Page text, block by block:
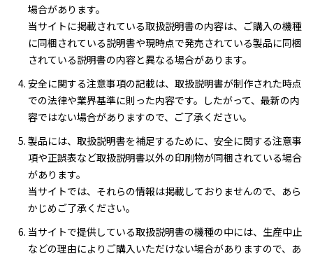
場合があります。
当サイトに掲載されている取扱説明書の内容は、ご購入の機種
に同梱されている説明書や現時点で発売されている製品に同梱
されている説明書の内容と異なる場合があります。
安全に関する注意事項の記載は、取扱説明書が制作された時点
での法律や業界基準に則った内容です。したがって、最新の内
容ではない場合がありますので、ご了承ください。
製品には、取扱説明書を補足するために、安全に関する注意事
項や正誤表など取扱説明書以外の印刷物が同梱されている場合
があります。
当サイトでは、それらの情報は掲載しておりませんので、あら
かじめご了承ください。
当サイトで提供している取扱説明書の機種の中には、生産中止
などの理由によりご購入いただけない場合がありますので、あ